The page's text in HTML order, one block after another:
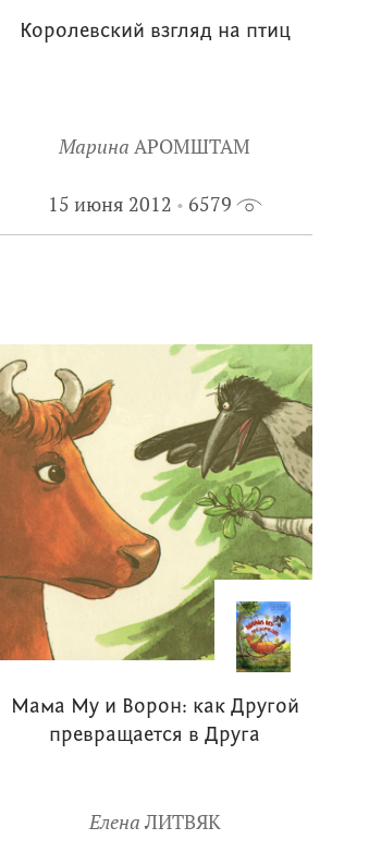
Королевский взгляд на птиц
Марина АРОМШТАМ
15 июня 2012 6579
Мама Му и Ворон: как Другой
превращается в Друга
Елена ЛИТВЯК